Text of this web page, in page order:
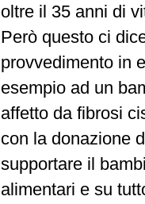
oltre il 35 anni di
Però questo ci
provvedimento in
esempio ad un
affetto da fibrosi
con la donazione
supportare il
alimentari e su